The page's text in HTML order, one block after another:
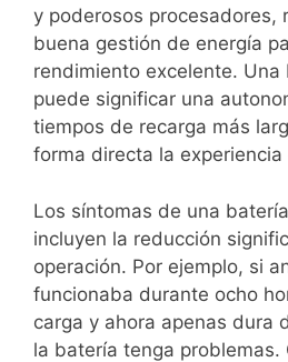
y poderosos procesadores,
buena gestión de energía
rendimiento excelente.
puede significar una
tiempos de recarga más
forma directa la experiencia
Los síntomas de una
incluyen la reducción
operación. Por ejemplo, si
funcionaba durante ocho
carga y ahora apenas dura
la batería tenga problemas.